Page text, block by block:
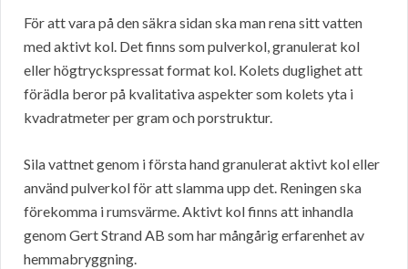
För att vara på den säkra sidan ska man rena sitt vatten
med aktivt kol. Det finns som pulverkol, granulerat kol
eller högtryckspressat format kol. Kolets duglighet att
förädla beror på kvalitativa aspekter som kolets yta i
kvadratmeter per gram och porstruktur.
Sila vattnet genom i första hand granulerat aktivt kol eller
använd pulverkol för att slamma upp det. Reningen ska
förekomma i rumsvärme. Aktivt kol finns att inhandla
genom Gert Strand AB som har mångårig erfarenhet av
hemmabryggning.